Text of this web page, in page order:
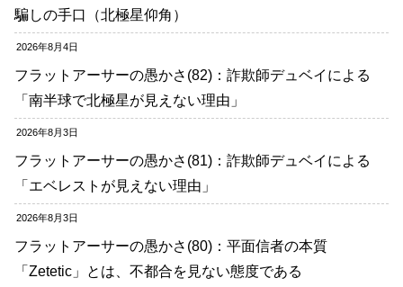
騙しの手口（北極星仰角）
2026年8月4日
フラットアーサーの愚かさ(82)：詐欺師デュベイによる
「南半球で北極星が見えない理由」
2026年8月3日
フラットアーサーの愚かさ(81)：詐欺師デュベイによる
「エベレストが見えない理由」
2026年8月3日
フラットアーサーの愚かさ(80)：平面信者の本質
「Zetetic」とは、不都合を見ない態度である